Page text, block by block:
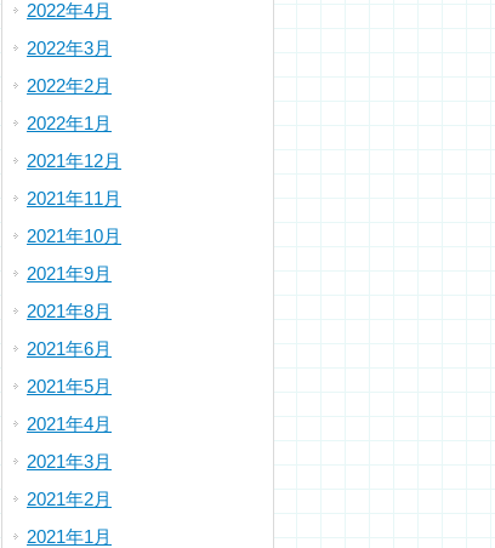
2022年4月
2022年3月
2022年2月
2022年1月
2021年12月
2021年11月
2021年10月
2021年9月
2021年8月
2021年6月
2021年5月
2021年4月
2021年3月
2021年2月
2021年1月